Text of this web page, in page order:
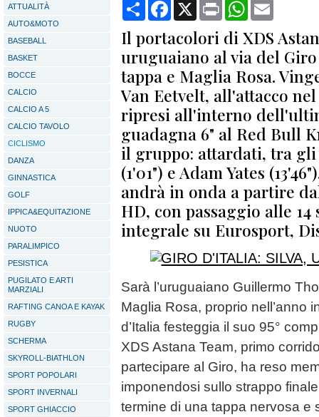
ATTUALITÀ
AUTO&MOTO
BASEBALL
BASKET
BOCCE
CALCIO
CALCIO A 5
CALCIO TAVOLO
CICLISMO
DANZA
GINNASTICA
GOLF
IPPICA&EQUITAZIONE
NUOTO
PARALIMPICO
PESISTICA
PUGILATO E ARTI
MARZIALI
RAFTING CANOA E KAYAK
RUGBY
SCHERMA
SKYROLL-BIATHLON
SPORT POPOLARI
SPORT INVERNALI
SPORT GHIACCIO
CondividiFacebook
X Print WhatsApp
Il portacolori di XDS
uruguaiano al via del
tappa e Maglia Rosa.
Van Eetvelt, all'attacco
ripresi all'interno
guadagna 6" al Red Bull
il gruppo: attardati, tra
(1'01") e Adam Yates
andrà in onda a partire
HD, con passaggio alle
integrale su Eurosport,
Sarà l’uruguaiano Guillermo
Maglia Rosa, proprio nell’anno
d’Italia festeggia il suo 95°
XDS Astana Team, primo
partecipare al Giro, ha reso
imponendosi sullo strappo
termine di una tappa nervosa e